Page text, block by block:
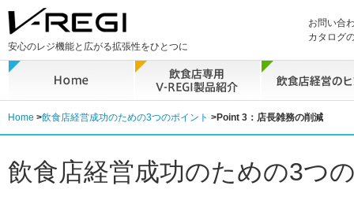
安心のレジ機能と広がる拡張性をひとつに
お問い合
カタログ
Home >飲食店経営成功のための3つのポイント >Point 3：店長雑務の削減
飲食店経営成功のための3つ